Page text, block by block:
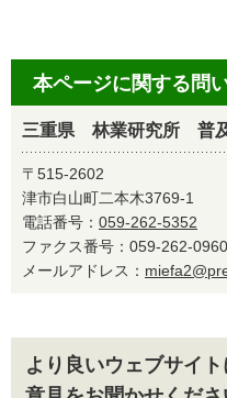
本ページに関する問
三重県 林業研究所 普
〒515-2602
津市白山町二本木3769-1
電話番号： 059-262-5352
ファクス番号：059-262-
メールアドレス：
より良いウェブサイ